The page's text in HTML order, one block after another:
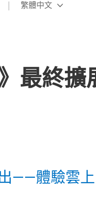
Select
Current
繁體中文
最終擴
——體驗雲上